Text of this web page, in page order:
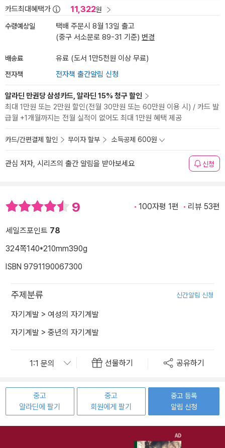
카드최대혜택가 11,322원
수령예상일
택배 주문시 8월 13일 출고
(중구 서소문로 89-31 기준) 변경
배송료 유료 (도서 1만5천원 이상 무료)
전자책 전자책 출간알림 신청
알라딘 만권당 삼성카드, 알라딘 15% 청구 할인
최대 1만원 또는 2만원 할인(전월 30만원 또는 60만원 이용 시) / 카드 발
급월 +1개월까지는 전월 실적이 없어도 최대 1만원 혜택 제공
카드/간편결제 할인 무이자 할부 소득공제 600원
관심 저자, 시리즈의 출간 알림을 받아보세요 신청
9 100자평 1편 리뷰 53편
세일즈포인트 78
324쪽140*210mm390g
ISBN 9791190067300
주제분류 신간알림 신청
자기계발 > 여성의 자기계발
자기계발 > 중년의 자기계발
선물하기 공유하기
중고
알라딘에 팔기
중고
회원에게 팔기
중고 등록
알림 신청